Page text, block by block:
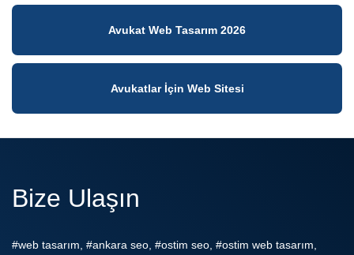
Avukat Web Tasarım 2026
Avukatlar İçin Web Sitesi
Bize Ulaşın
#web tasarım, #ankara seo, #ostim seo, #ostim web tasarım,